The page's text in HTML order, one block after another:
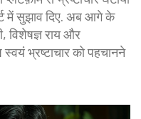
में सुझाव दिए. अब आगे के
विशेषज्ञ राय और
भ्रष्टाचार को पहचानने